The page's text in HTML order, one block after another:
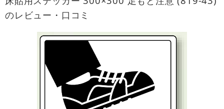
のレビュー・口コミ